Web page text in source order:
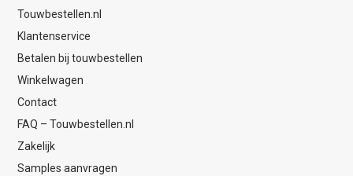
Touwbestellen.nl
Klantenservice
Betalen bij touwbestellen
Winkelwagen
Contact
FAQ – Touwbestellen.nl
Zakelijk
Samples aanvragen